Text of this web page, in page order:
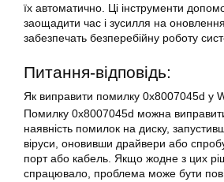
їх автоматично. Ці інструменти
заощадити час і зусилля на
забезпечать безперебійну роботу
Питання-відповідь:
Як виправити помилку 0x8007045d у
Помилку 0x8007045d можна
наявність помилок на диску,
віруси, оновивши драйвери або
порт або кабель. Якщо жодне з цих
спрацювало, проблема може бути